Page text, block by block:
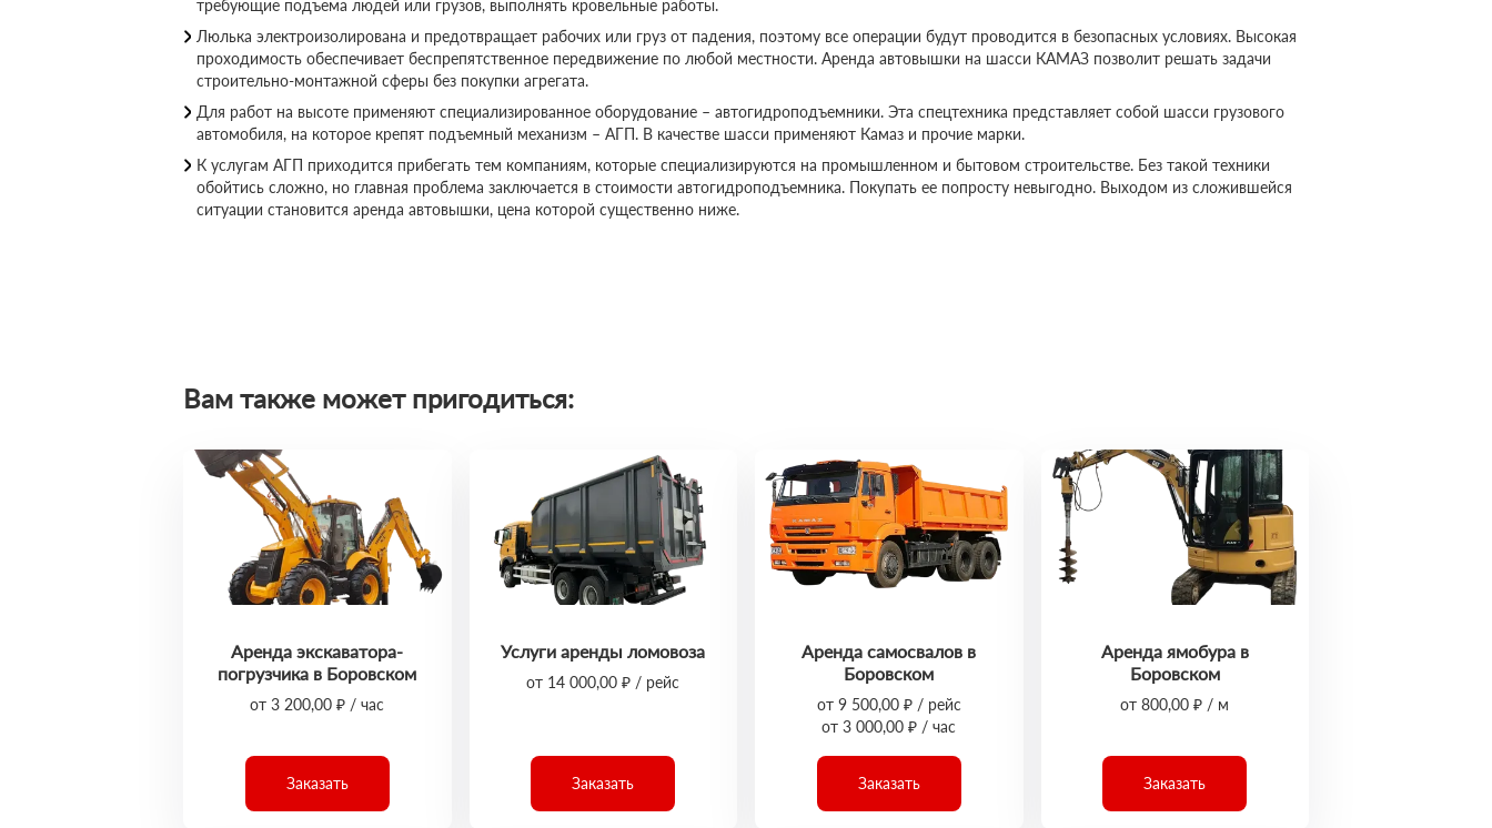
требующие подъема людей или грузов, выполнять кровельные работы.
Люлька электроизолирована и предотвращает рабочих или груз от падения, поэтому все операции будут проводится в безопасных условиях. Высокая
проходимость обеспечивает беспрепятственное передвижение по любой местности. Аренда автовышки на шасси КАМАЗ позволит решать задачи
строительно-монтажной сферы без покупки агрегата.
Для работ на высоте применяют специализированное оборудование – автогидроподъемники. Эта спецтехника представляет собой шасси грузового
автомобиля, на которое крепят подъемный механизм – АГП. В качестве шасси применяют Камаз и прочие марки.
К услугам АГП приходится прибегать тем компаниям, которые специализируются на промышленном и бытовом строительстве. Без такой техники
обойтись сложно, но главная проблема заключается в стоимости автогидроподъемника. Покупать ее попросту невыгодно. Выходом из сложившейся
ситуации становится аренда автовышки, цена которой существенно ниже.
Вам также может пригодиться:
Аренда экскаватора-
погрузчика в Боровском
от 3 200,00 ₽ / час
Заказать
Услуги аренды ломовоза
от 14 000,00 ₽ / рейс
Заказать
Аренда самосвалов в
Боровском
от 9 500,00 ₽ / рейс
от 3 000,00 ₽ / час
Заказать
Аренда ямобура в
Боровском
от 800,00 ₽ / м
Заказать